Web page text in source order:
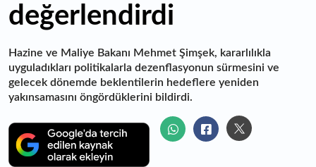
değerlendirdi
Hazine ve Maliye Bakanı Mehmet Şimşek, kararlılıkla
uyguladıkları politikalarla dezenflasyonun sürmesini ve
gelecek dönemde beklentilerin hedeflere yeniden
yakınsamasını öngördüklerini bildirdi.